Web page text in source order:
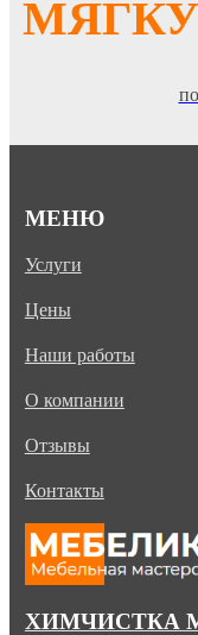
МЕНЮ
Услуги
Цены
Наши работы
О компании
Отзывы
Контакты
ХИМЧИСТКА